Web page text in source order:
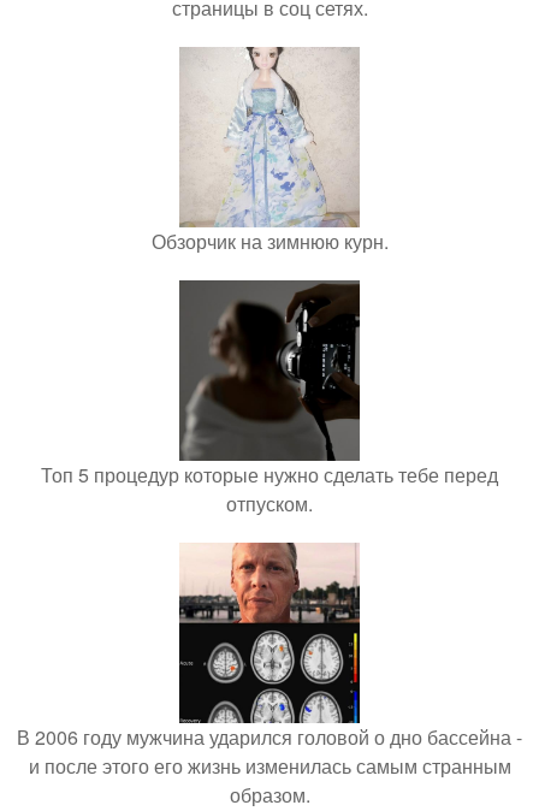
страницы в соц сетях.
Обзорчик на зимнюю курн.
Топ 5 процедур которые нужно сделать тебе перед
отпуском.
В 2006 году мужчина ударился головой о дно бассейна -
и после этого его жизнь изменилась самым странным
образом.